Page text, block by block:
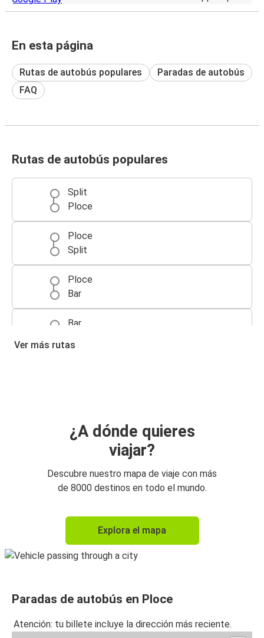
En esta página
Rutas de autobús populares
Paradas de autobús
FAQ
Rutas de autobús populares
Split
Ploce
Ploce
Split
Ploce
Bar
Bar
Ver más rutas
¿A dónde quieres
viajar?
Descubre nuestro mapa de viaje con más
de 8000 destinos en todo el mundo.
Explora el mapa
Paradas de autobús en Ploce
Atención: tu billete incluye la dirección más reciente.